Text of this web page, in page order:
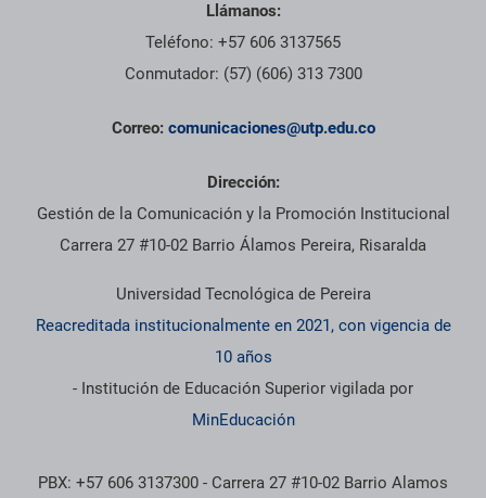
Llámanos:
Teléfono: +57 606 3137565
Conmutador: (57) (606) 313 7300
Correo: comunicaciones@utp.edu.co
Dirección:
Gestión de la Comunicación y la Promoción Institucional
Carrera 27 #10-02 Barrio Álamos Pereira, Risaralda
Universidad Tecnológica de Pereira
Reacreditada institucionalmente en 2021, con vigencia de
10 años
- Institución de Educación Superior vigilada por
MinEducación
PBX: +57 606 3137300 - Carrera 27 #10-02 Barrio Alamos